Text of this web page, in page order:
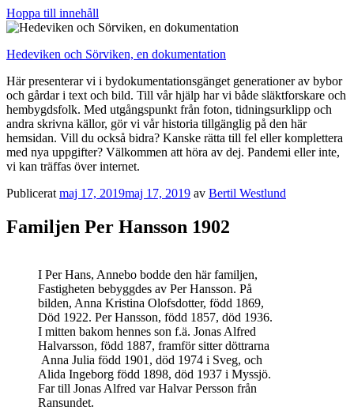
Hoppa till innehåll
Hedeviken och Sörviken, en dokumentation
Här presenterar vi i bydokumentationsgänget generationer av bybor
och gårdar i text och bild. Till vår hjälp har vi både släktforskare och
hembygdsfolk. Med utgångspunkt från foton, tidningsurklipp och
andra skrivna källor, gör vi vår historia tillgänglig på den här
hemsidan. Vill du också bidra? Kanske rätta till fel eller komplettera
med nya uppgifter? Välkommen att höra av dej. Pandemi eller inte,
vi kan träffas över internet.
Publicerat maj 17, 2019maj 17, 2019 av Bertil Westlund
Familjen Per Hansson 1902
I Per Hans, Annebo bodde den här familjen,
Fastigheten bebyggdes av Per Hansson. På
bilden, Anna Kristina Olofsdotter, född 1869,
Död 1922. Per Hansson, född 1857, död 1936.
I mitten bakom hennes son f.ä. Jonas Alfred
Halvarsson, född 1887, framför sitter döttrarna
Anna Julia född 1901, död 1974 i Sveg, och
Alida Ingeborg född 1898, död 1937 i Myssjö.
Far till Jonas Alfred var Halvar Persson från
Ransundet.